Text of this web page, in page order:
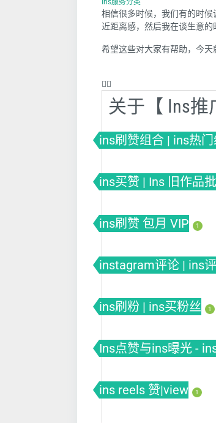
相信很多时候，我们有的时
近距离感，然后我在谈生意的
希望这些对大家有帮助，今天
❤️‍🔥
关于【 Ins
ins刷赞组合 | ins热
ins买赞 | Ins 旧作品
ins刷赞 包月 VIP 1
instagram评论 | ins
ins刷粉 | ins买粉丝 1
Ins点赞与ins曝光 -
ins reels 赞|view 1